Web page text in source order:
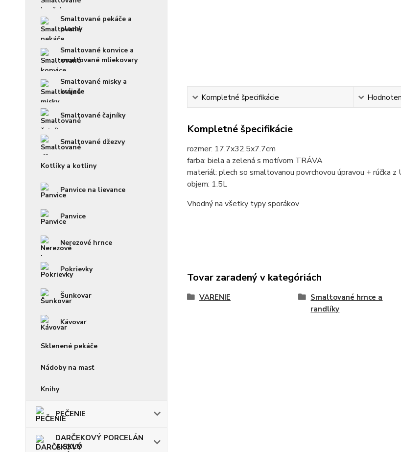
Smaltované pekáče a
plechy
Smaltované konvice a
smaltované mliekovary
Smaltované misky a
krájače
Smaltované čajníky
Smaltované džezvy
Kotlíky a kotliny
Panvice na lievance
Panvice
Nerezové hrnce
Pokrievky
Šunkovar
Kávovar
Sklenené pekáče
Nádoby na masť
Knihy
PEČENIE
DARČEKOVÝ PORCELÁN
A SKLO
Kompletné špecifikácie
Kompletné špecifikácie
rozmer: 17.7x32.5x7.7cm
farba: biela a zelená s motívom TRÁVA
materiál: plech so smaltovanou povrchovou úpravou + rúčka z
objem: 1.5L
Vhodný na všetky typy sporákov
Tovar zaradený v kategóriách
VARENIE
Smaltované hrnce a
randlíky